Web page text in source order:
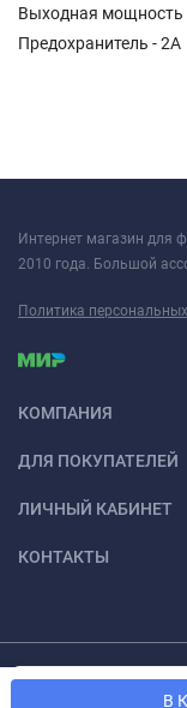
В
Выходная мощность
Предохранитель - 2A
Интернет магазин для
2010 года. Большой
Политика
КОМПАНИЯ
ДЛЯ ПОКУПАТЕЛЕЙ
ЛИЧНЫЙ КАБИНЕТ
КОНТАКТЫ
© 2026